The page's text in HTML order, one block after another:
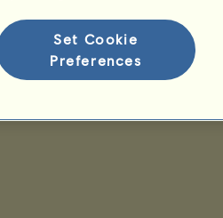
Set Cookie
Preferences